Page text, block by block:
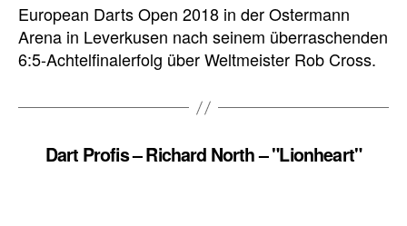
European Darts Open 2018 in der Ostermann
Arena in Leverkusen nach seinem überraschenden
6:5-Achtelfinalerfolg über Weltmeister Rob Cross.
Dart Profis – Richard North – "Lionheart"